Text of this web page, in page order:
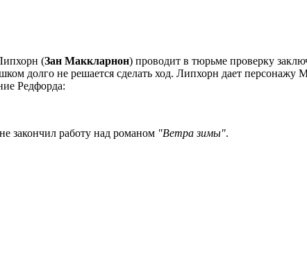
(Зан Маккларнон) проводит в тюрьме проверку
долго не решается сделать ход. Липхорн дает персонажу
Редфорда:
закончил работу над романом "Ветра зимы".